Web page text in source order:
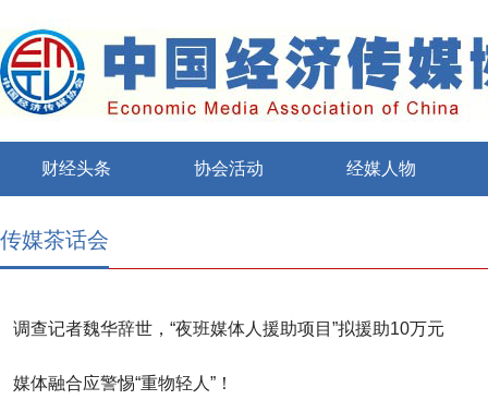
财经头条 协会活动 经媒人物
传媒茶话会
调查记者魏华辞世，“夜班媒体人援助项目”拟援助10万元
媒体融合应警惕“重物轻人”！